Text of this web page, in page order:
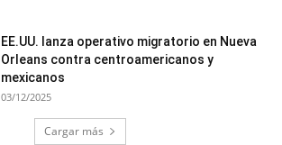
EE.UU. lanza operativo migratorio en Nueva
Orleans contra centroamericanos y
mexicanos
03/12/2025
Cargar más